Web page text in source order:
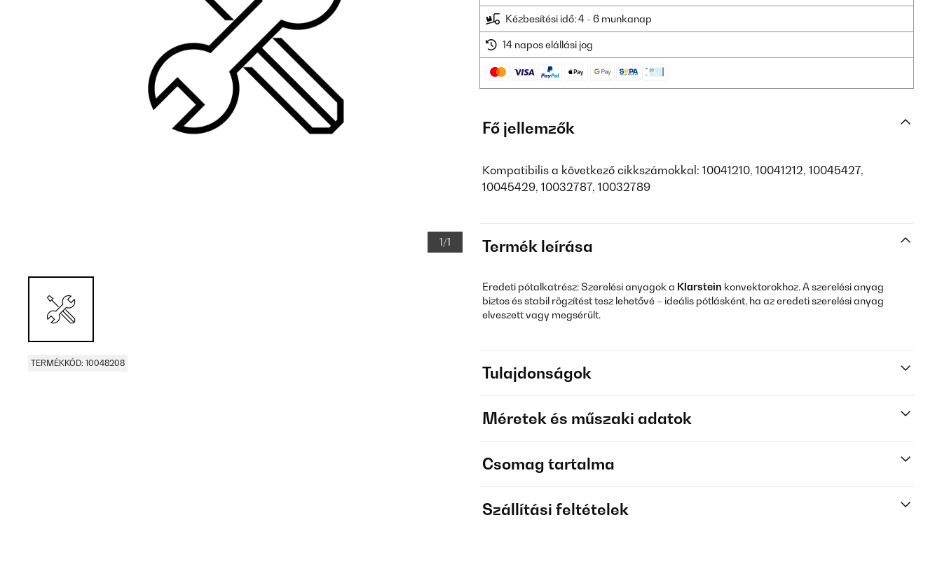
1/1
TERMÉKKÓD: 10048208
Kézbesítési idő: 4 - 6 munkanap
14 napos elállási jog
Fő jellemzők
Kompatibilis a következő cikkszámokkal: 10041210, 10041212, 10045427,
10045429, 10032787, 10032789
Termék leírása
Eredeti pótalkatrész: Szerelési anyagok a Klarstein konvektorokhoz. A szerelési anyag
biztos és stabil rögzítést tesz lehetővé – ideális pótlásként, ha az eredeti szerelési anyag
elveszett vagy megsérült.
Tulajdonságok
Méretek és műszaki adatok
Csomag tartalma
Szállítási feltételek